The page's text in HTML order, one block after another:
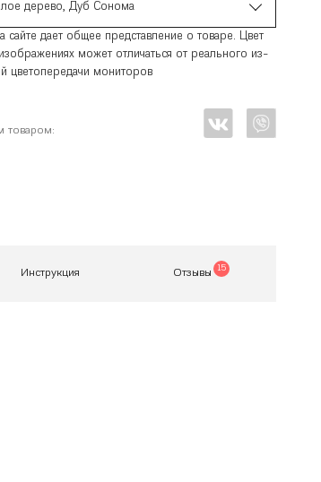
дерево, Дуб Сонома
сайте дает общее представление о товаре. Цвет
может отличаться от реального из-
цветопередачи мониторов
товаром:
Инструкция Отзывы 15